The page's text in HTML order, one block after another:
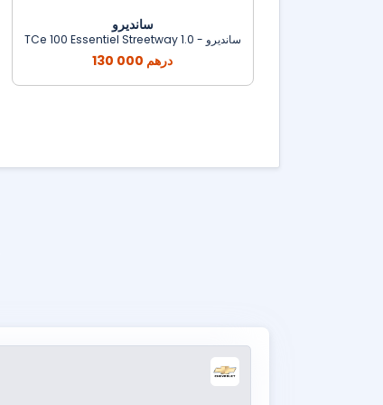
سانديرو
سانديرو - 1.0 TCe 100 Essentiel Streetway
130 000 درهم